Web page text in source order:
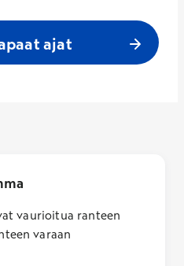
ajat
vaurioitua ranteen
varaan